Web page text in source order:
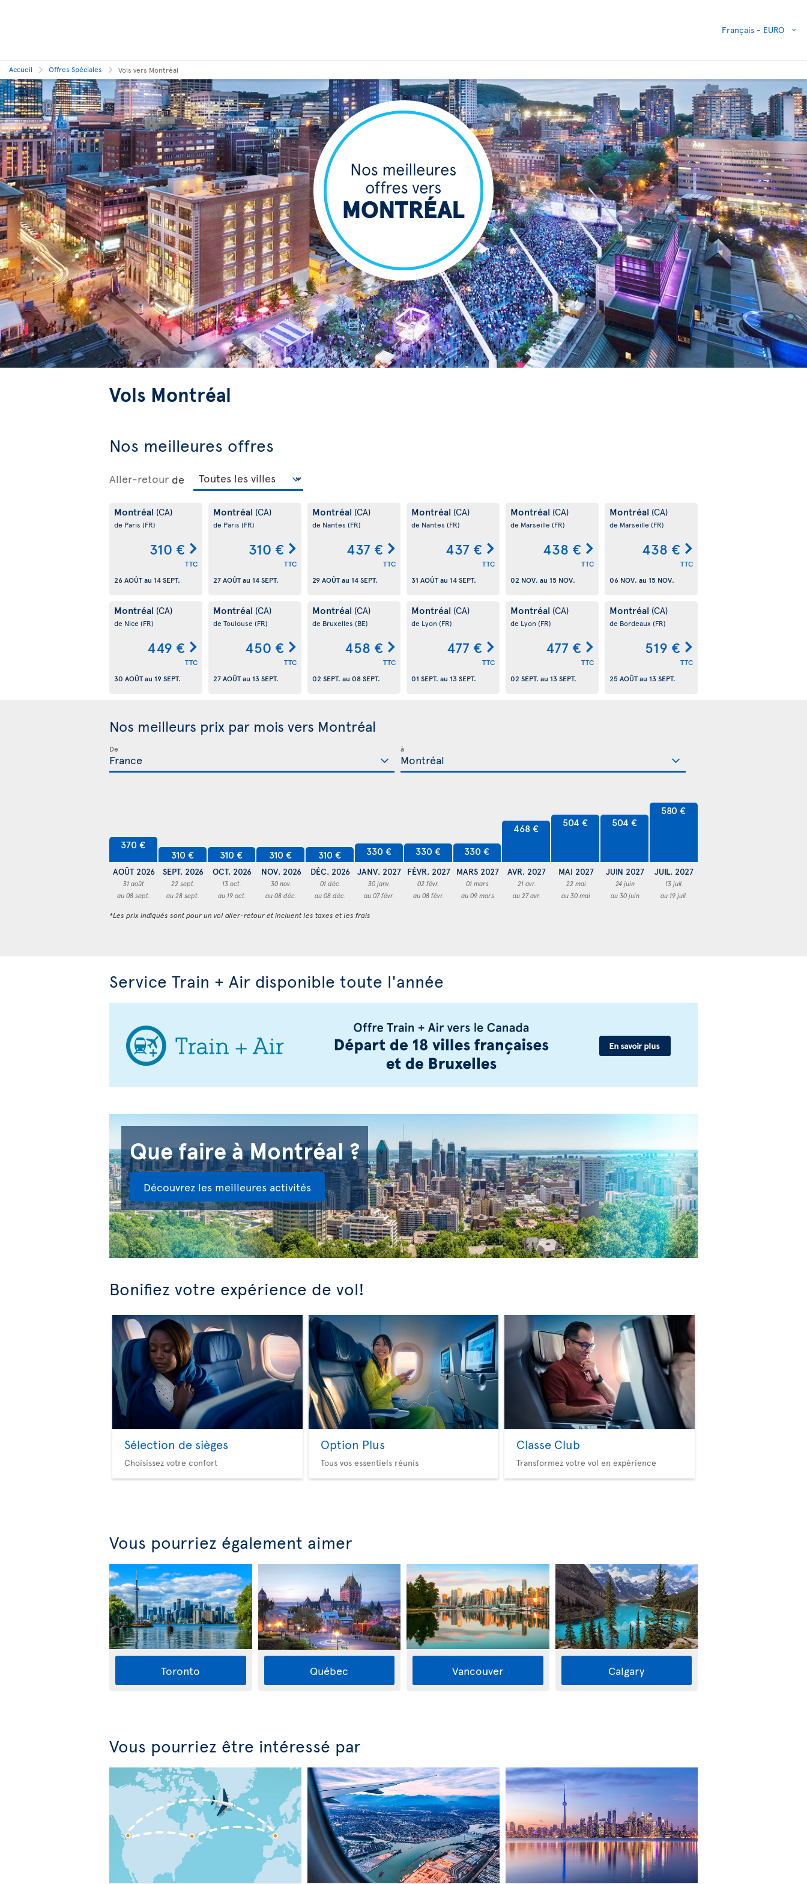
Français - EURO
Accueil Offres Spéciales Vols vers Montréal
Vols Montréal
Nos meilleures offres
Aller-retour de
Montréal (CA)
de Paris (FR)
310 €
TTC
26 AOÛTau 14 SEPT.
Montréal (CA)
de Paris (FR)
310 €
TTC
27 AOÛTau 14 SEPT.
Montréal (CA)
de Nantes (FR)
437 €
TTC
29 AOÛTau 14 SEPT.
Montréal (CA)
de Nantes (FR)
437 €
TTC
31 AOÛTau 14 SEPT.
Montréal (CA)
de Marseille (FR)
438 €
TTC
02 NOV. au 15 NOV.
Montréal (CA)
de Marseille (FR)
438 €
TTC
06 NOV. au 15 NOV.
Montréal (CA)
de Nice (FR)
449 €
TTC
30 AOÛTau 19 SEPT.
Montréal (CA)
de Toulouse (FR)
450 €
TTC
27 AOÛTau 13 SEPT.
Montréal (CA)
de Bruxelles (BE)
458 €
TTC
02 SEPT. au 08 SEPT.
Montréal (CA)
de Lyon (FR)
477 €
TTC
01 SEPT. au 13 SEPT.
Montréal (CA)
de Lyon (FR)
477 €
TTC
02 SEPT. au 13 SEPT.
Montréal (CA)
de Bordeaux (FR)
519 €
TTC
25 AOÛTau 13 SEPT.
Nos meilleurs prix par mois vers Montréal
De à
370 €
AOÛT 2026
31 août
au 08 sept.
310 €
SEPT. 2026
22 sept.
au 28 sept.
310 €
OCT. 2026
13 oct.
au 19 oct.
310 €
NOV. 2026
30 nov.
au 08 déc.
310 €
DÉC. 2026
01 déc.
au 08 déc.
330 €
JANV. 2027
30 janv.
au 07 févr.
330 €
FÉVR. 2027
02 févr.
au 08 févr.
330 €
MARS 2027
01 mars
au 09 mars
468 €
AVR. 2027
21 avr.
au 27 avr.
504 €
MAI 2027
22 mai
au 30 mai
504 €
JUIN 2027
24 juin
au 30 juin
580 €
JUIL. 2027
13 juil.
au 19 juil.
*Les prix indiqués sont pour un vol aller-retour et incluent les taxes et les frais
Service Train + Air disponible toute l'année
Que faire à Montréal ?
Découvrez les meilleures activités
Bonifiez votre expérience de vol!
Sélection de sièges
Choisissez votre confort
Option Plus
Tous vos essentiels réunis
Classe Club
Transformez votre vol en expérience
Vous pourriez également aimer
Toronto Québec Vancouver Calgary
Vous pourriez être intéressé par